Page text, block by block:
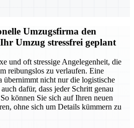
Umzugsfirma den
Umzug stressfrei geplant
und oft stressige Angelegenheit, die
reibungslos zu verlaufen. Eine
übernimmt nicht nur die logistische
dafür, dass jeder Schritt genau
können Sie sich auf Ihren neuen
ohne sich um Details kümmern zu